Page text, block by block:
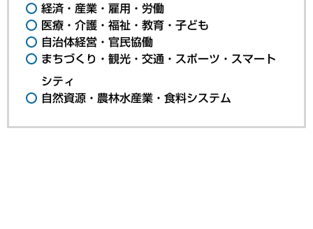
経済・産業・雇用・労働
医療・介護・福祉・教育・子ども
自治体経営・官民協働
まちづくり・観光・交通・スポーツ・スマート
シティ
自然資源・農林水産業・食料システム